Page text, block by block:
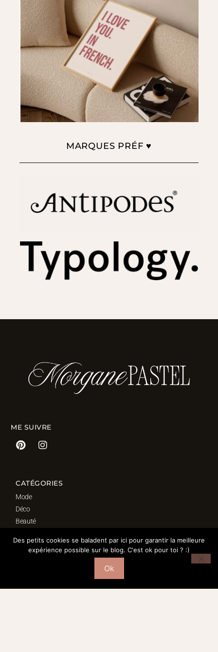
MARQUES PRÉF ♥
ME SUIVRE
CATÉGORIES
Mode
Déco
Beauté
Bordeaux
Des petits cookies se baladent par ici pour garantir la meilleure
expérience possible sur le blog. C'est ok pour toi ? :)
Ok